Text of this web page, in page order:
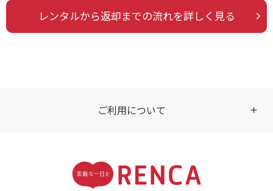
レンタルから返却までの流れを詳しく見る
ご利用について
【ご注文（インターネット）】
24時間年中無休